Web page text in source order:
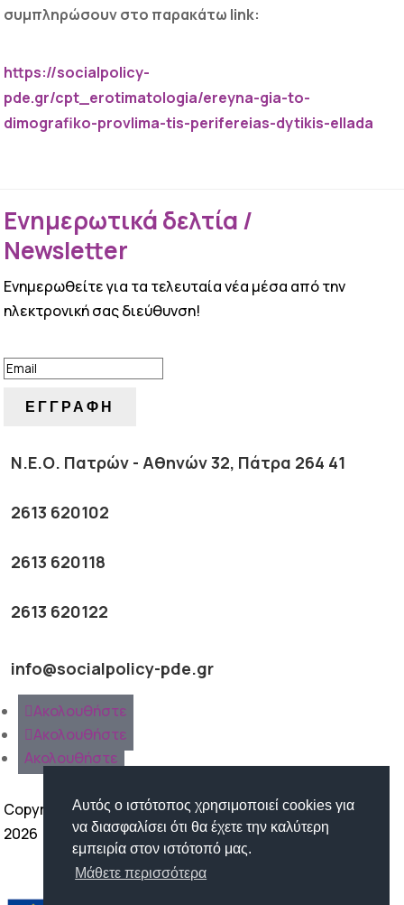
Αυτός ο ιστότοπος χρησιμοποιεί cookies για
να διασφαλίσει ότι θα έχετε την καλύτερη
εμπειρία στον ιστότοπό μας.
Μάθετε περισσότερα
συμπληρώσουν στο παρακάτω link:
https://socialpolicy-
pde.gr/cpt_erotimatologia/ereyna-gia-to-
dimografiko-provlima-tis-perifereias-dytikis-ellada
Ενημερωτικά δελτία /
Newsletter
Ενημερωθείτε για τα τελευταία νέα μέσα από την
ηλεκτρονική σας διεύθυνση!
ΕΓΓΡΑΦΗ
Ν.Ε.Ο. Πατρών - Αθηνών 32, Πάτρα 264 41
2613 620102
2613 620118
2613 620122
info@socialpolicy-pde.gr
Ακολουθήστε
Ακολουθήστε
Ακολουθήστε
Copyright ©
2026
Όροι Χρήσης | Προστασία
Προσωπικών Δεδομένων